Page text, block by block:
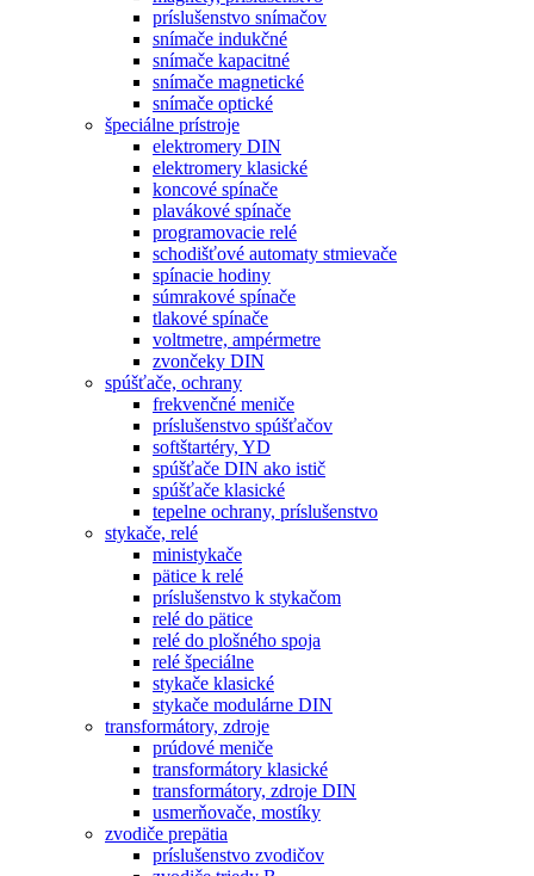
príslušenstvo snímačov
snímače indukčné
snímače kapacitné
snímače magnetické
snímače optické
špeciálne prístroje
elektromery DIN
elektromery klasické
koncové spínače
plavákové spínače
programovacie relé
schodišťové automaty stmievače
spínacie hodiny
súmrakové spínače
tlakové spínače
voltmetre, ampérmetre
zvončeky DIN
spúšťače, ochrany
frekvenčné meniče
príslušenstvo spúšťačov
softštartéry, YD
spúšťače DIN ako istič
spúšťače klasické
tepelne ochrany, príslušenstvo
stykače, relé
ministykače
pätice k relé
príslušenstvo k stykačom
relé do pätice
relé do plošného spoja
relé špeciálne
stykače klasické
stykače modulárne DIN
transformátory, zdroje
prúdové meniče
transformátory klasické
transformátory, zdroje DIN
usmerňovače, mostíky
zvodiče prepätia
príslušenstvo zvodičov